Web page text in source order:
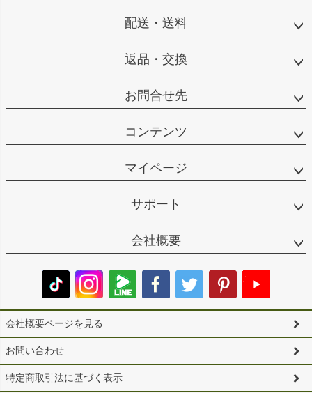
配送・送料
返品・交換
お問合せ先
コンテンツ
マイページ
サポート
会社概要
会社概要ページを見る
お問い合わせ
特定商取引法に基づく表示